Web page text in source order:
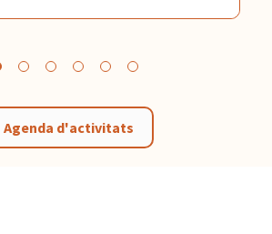
Agenda d'activitats